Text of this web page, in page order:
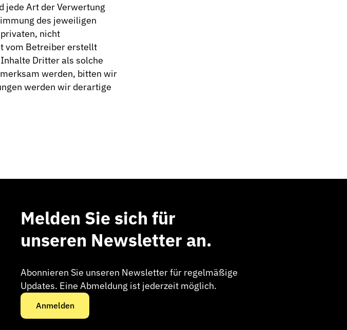
jede Art der Verwertung
des jeweiligen
nicht
vom Betreiber erstellt
Dritter als solche
werden, bitten wir
werden wir derartige
Melden Sie sich für
unseren Newsletter an.
Abonnieren Sie unseren Newsletter für regelmäßige
Updates. Eine Abmeldung ist jederzeit möglich.
Anmelden